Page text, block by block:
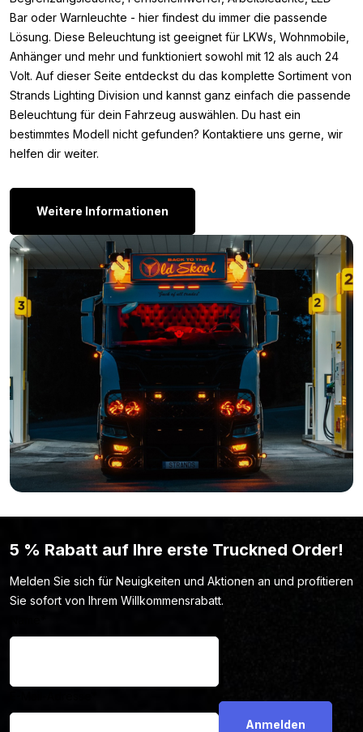
Weil du vor dem Kauf sicher sein willst, dass die Topleuchte an
die Stelle passt, an der du sie montieren möchtest, haben wir
unten die Abmessungen der torpedoförmigen Lampe notiert.
Die Abmessungen der Strands torpedo Topleuchte mit DUAL
COLOR Standlicht sind:
Länge: 426,6 mm
Breite: 93,1 mm
Andere Farben:
Möchtest du eine Strands LED torpedo Topleuchte montieren,
aber die Ausführung mit schwarzem Gehäuse ist nicht die
Lampe, die du suchst? Dann wisse, dass die Strands torpedo
Topleuchte BLACK BULLET mit DUAL COLOR Standlicht auch in
einer silbernen Ausführung erhältlich ist. Die silberfarbene
Ausführung findest du hier.
Strands torpedo Topleuchte Silber
Bist du nach dem Lesen aller Spezifikationen immer noch nicht
zu 100 % überzeugt, dass die Strands torpedo Topleuchte
BLACK BULLET das ist, was du suchst?
Einfach, weil Farbe,
Form oder Länge nicht deinen Wünschen
entsprechen? Dann sieh dir hier das komplette
Bar oder Warnleuchte - hier findest du immer die passende
Lösung. Diese Beleuchtung ist geeignet für LKWs, Wohnmobile,
Anhänger und mehr und funktioniert sowohl mit 12 als auch 24
Volt. Auf dieser Seite entdeckst du das komplette Sortiment von
Strands Lighting Division und kannst ganz einfach die passende
Beleuchtung für dein Fahrzeug auswählen. Du hast ein
bestimmtes Modell nicht gefunden? Kontaktiere uns gerne, wir
helfen dir weiter.
Weitere Informationen
5 % Rabatt auf Ihre erste Truckned Order!
Melden Sie sich für Neuigkeiten und Aktionen an und profitieren
Sie sofort von Ihrem Willkommensrabatt.